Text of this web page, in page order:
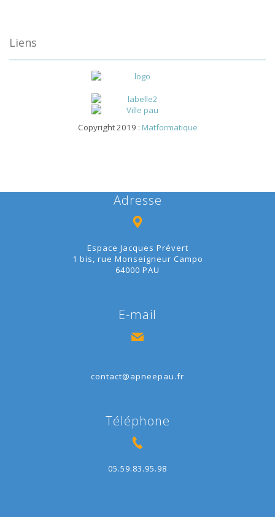
Liens
Copyright 2019 : Matformatique
Adresse
Espace Jacques Prévert
1 bis, rue Monseigneur Campo
64000 PAU
E-mail
contact@apneepau.fr
Téléphone
05.59.83.95.98